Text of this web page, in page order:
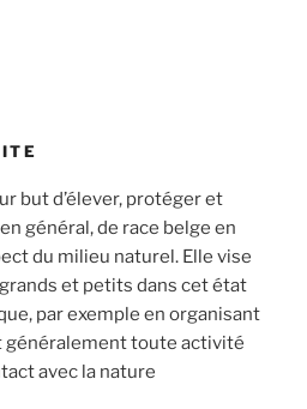
but d’élever, protéger et
général, de race belge en
du milieu naturel. Elle vise
et petits dans cet état
par exemple en organisant
généralement toute activité
avec la nature